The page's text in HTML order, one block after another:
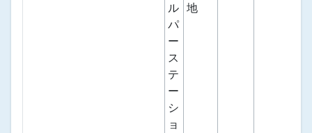
ル
パ
ー
ス
テ
ー
シ
ョ
地